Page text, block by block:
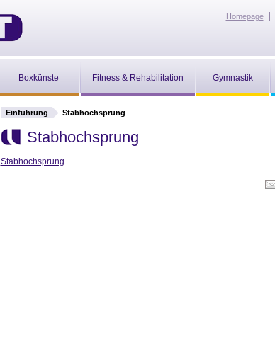
Homepage
Boxkünste Fitness & Rehabilitation Gymnastik
Einführung Stabhochsprung
Stabhochsprung
Stabhochsprung